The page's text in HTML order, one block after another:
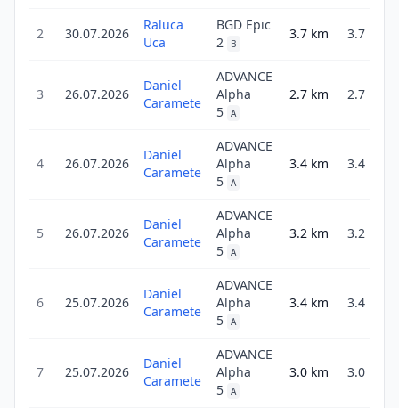
2 30.07.2026
Raluca
Uca
BGD Epic
2
B
3.7 km 3.7
3 26.07.2026
Daniel
Caramete
ADVANCE
Alpha
5 A
2.7 km 2.7
4 26.07.2026
Daniel
Caramete
ADVANCE
Alpha
5 A
3.4 km 3.4
5 26.07.2026
Daniel
Caramete
ADVANCE
Alpha
5 A
3.2 km 3.2
6 25.07.2026
Daniel
Caramete
ADVANCE
Alpha
5 A
3.4 km 3.4
7 25.07.2026
Daniel
Caramete
ADVANCE
Alpha
5 A
3.0 km 3.0